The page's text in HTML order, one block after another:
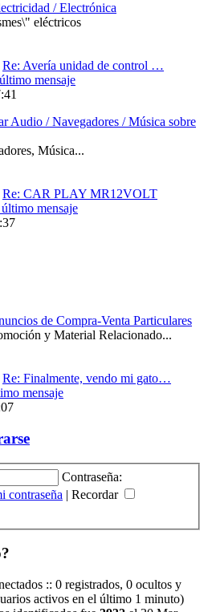
/ Electrónica
eléctricos
Re: Avería unidad de control …
mensaje
Audio / Navegadores / Música sobre
Música...
Re: CAR PLAY MR12VOLT
mensaje
de Compra-Venta Particulares
y Material Relacionado...
Re: Finalmente, vendo mi gato…
mensaje
Contraseña:
contraseña | Recordar
:: 0 registrados, 0 ocultos y
activos en el último 1 minuto)